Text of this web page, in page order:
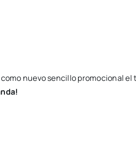
nuevo sencillo promocional el